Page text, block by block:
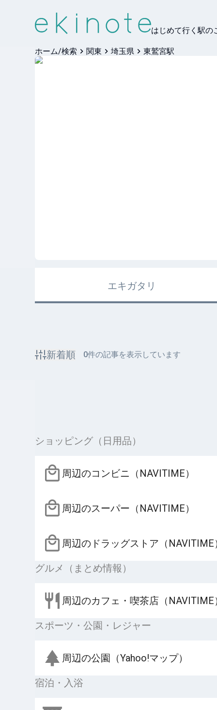
はじめて行く駅の
ホーム/検索 関東 埼玉県 東鷲宮駅
エキガタリ
新着順 0件の記事を表示しています
ショッピング（日用品）
周辺のコンビニ（NAVITIME）
周辺のスーパー（NAVITIME）
周辺のドラッグストア（NAVITIME
グルメ（まとめ情報）
周辺のカフェ・喫茶店（NAVITIME
スポーツ・公園・レジャー
周辺の公園（Yahoo!マップ）
宿泊・入浴